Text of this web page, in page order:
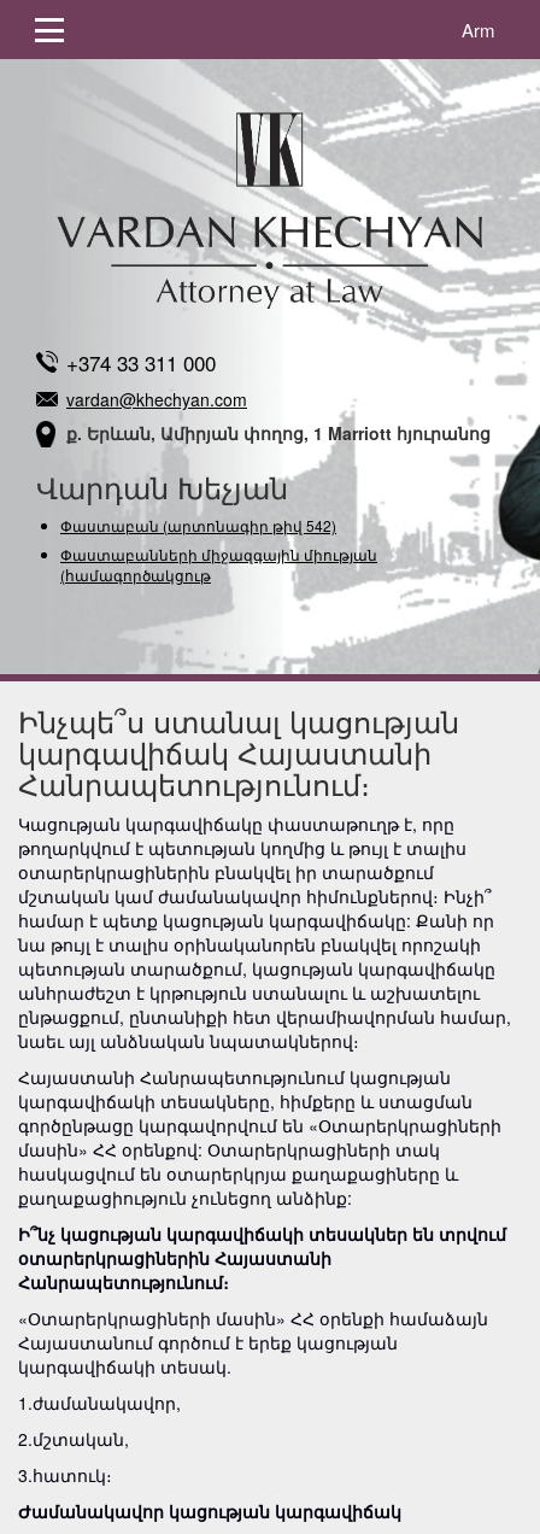
Arm
+374 33 311 000
vardan@khechyan.com
ք. Երևան, Ամիրյան փողոց, 1 Marriott հյուրանոց
Վարդան Խեչյան
Փաստաբան (արտոնագիր թիվ 542)
Փաստաբանների միջազգային միության
(համագործակցության) նե
Ինչպե՞ս ստանալ կացության
կարգավիճակ Հայաստանի
Հանրապետությունում։
Կացության կարգավիճակը փաստաթուղթ է, որը
թողարկվում է պետության կողմից և թույլ է տալիս
օտարերկրացիներին բնակվել իր տարածքում
մշտական կամ ժամանակավոր հիմունքներով։ Ինչի՞
համար է պետք կացության կարգավիճակը: Քանի որ
նա թույլ է տալիս օրինականորեն բնակվել որոշակի
պետության տարածքում, կացության կարգավիճակը
անհրաժեշտ է կրթություն ստանալու և աշխատելու
ընթացքում, ընտանիքի հետ վերամիավորման համար,
նաեւ այլ անձնական նպատակներով։
Հայաստանի Հանրապետությունում կացության
կարգավիճակի տեսակները, հիմքերը և ստացման
գործընթացը կարգավորվում են «Օտարերկրացիների
մասին» ՀՀ օրենքով: Օտարերկրացիների տակ
հասկացվում են օտարերկրյա քաղաքացիները և
քաղաքացիություն չունեցող անձինք:
Ի՞նչ կացության կարգավիճակի տեսակներ են տրվում
օտարերկրացիներին Հայաստանի
Հանրապետությունում։
«Օտարերկրացիների մասին» ՀՀ օրենքի համաձայն
Հայաստանում գործում է երեք կացության
կարգավիճակի տեսակ.
1.ժամանակավոր,
2.մշտական,
3.հատուկ։
Ժամանակավոր կացության կարգավիճակ